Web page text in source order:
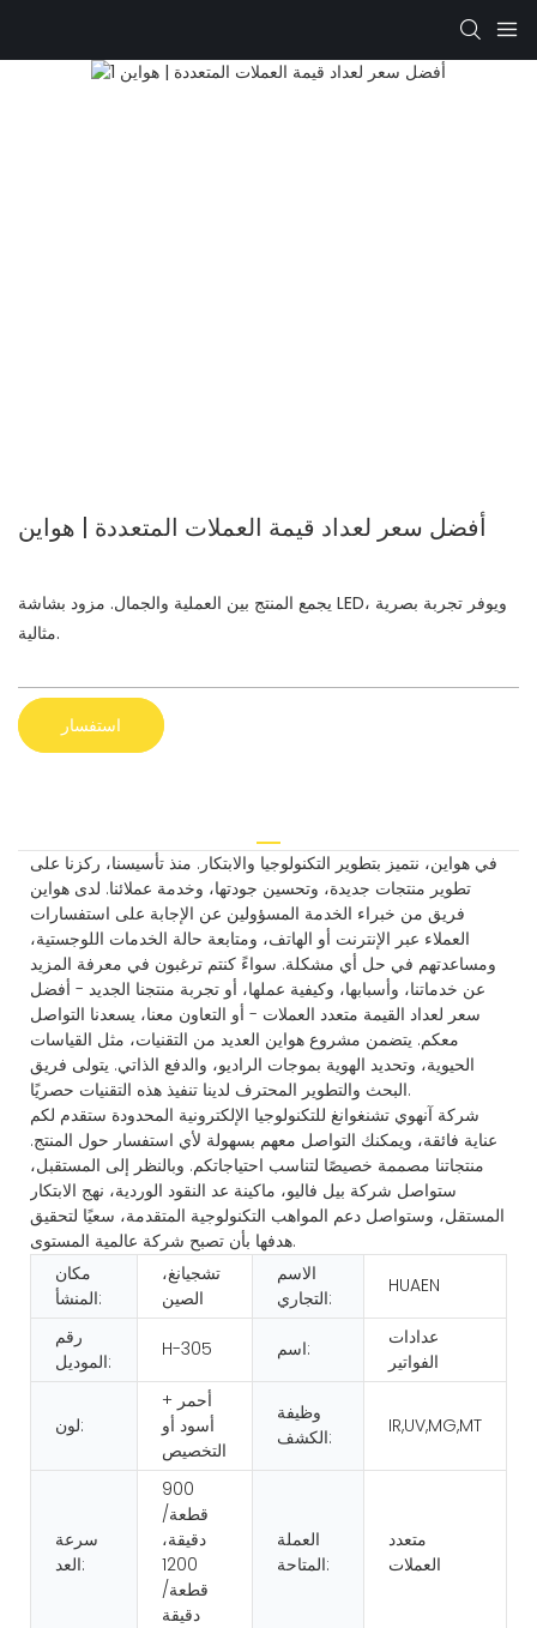
أفضل سعر لعداد قيمة العملات المتعددة | هواين
يجمع المنتج بين العملية والجمال. مزود بشاشة LED، ويوفر تجربة بصرية
مثالية.
استفسار
في هواين، نتميز بتطوير التكنولوجيا والابتكار. منذ تأسيسنا، ركزنا على
تطوير منتجات جديدة، وتحسين جودتها، وخدمة عملائنا. لدى هواين
فريق من خبراء الخدمة المسؤولين عن الإجابة على استفسارات
العملاء عبر الإنترنت أو الهاتف، ومتابعة حالة الخدمات اللوجستية،
ومساعدتهم في حل أي مشكلة. سواءً كنتم ترغبون في معرفة المزيد
عن خدماتنا، وأسبابها، وكيفية عملها، أو تجربة منتجنا الجديد - أفضل
سعر لعداد القيمة متعدد العملات - أو التعاون معنا، يسعدنا التواصل
معكم. يتضمن مشروع هواين العديد من التقنيات، مثل القياسات
الحيوية، وتحديد الهوية بموجات الراديو، والدفع الذاتي. يتولى فريق
البحث والتطوير المحترف لدينا تنفيذ هذه التقنيات حصريًا.
شركة آنهوي تشنغوانغ للتكنولوجيا الإلكترونية المحدودة ستقدم لكم
عناية فائقة، ويمكنك التواصل معهم بسهولة لأي استفسار حول المنتج.
منتجاتنا مصممة خصيصًا لتناسب احتياجاتكم. وبالنظر إلى المستقبل،
ستواصل شركة بيل فاليو، ماكينة عد النقود الوردية، نهج الابتكار
المستقل، وستواصل دعم المواهب التكنولوجية المتقدمة، سعيًا لتحقيق
هدفها بأن تصبح شركة عالمية المستوى.
مكان
المنشأ:
تشجيانغ،
الصين
الاسم
التجاري:
HUAEN
رقم
الموديل:
H-305 اسم:
عدادات
الفواتير
لون:
أحمر +
أسود أو
التخصيص
وظيفة
الكشف:
IR,UV,MG,MT
سرعة
العد:
900
قطعة/
دقيقة،
1200
قطعة/
دقيقة
العملة
المتاحة:
متعدد
العملات